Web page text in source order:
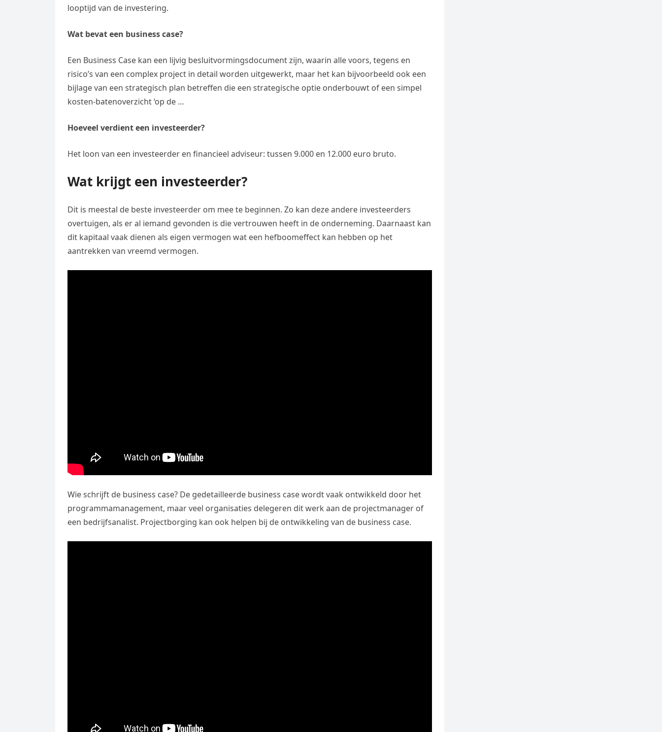
looptijd van de investering.
Wat bevat een business case?
Een Business Case kan een lijvig besluitvormingsdocument zijn, waarin alle voors, tegens en
risico’s van een complex project in detail worden uitgewerkt, maar het kan bijvoorbeeld ook een
bijlage van een strategisch plan betreffen die een strategische optie onderbouwt of een simpel
kosten-batenoverzicht ‘op de …
Hoeveel verdient een investeerder?
Het loon van een investeerder en financieel adviseur: tussen 9.000 en 12.000 euro bruto.
Wat krijgt een investeerder?
Dit is meestal de beste investeerder om mee te beginnen. Zo kan deze andere investeerders
overtuigen, als er al iemand gevonden is die vertrouwen heeft in de onderneming. Daarnaast kan
dit kapitaal vaak dienen als eigen vermogen wat een hefboomeffect kan hebben op het
aantrekken van vreemd vermogen.
Wie schrijft de business case? De gedetailleerde business case wordt vaak ontwikkeld door het
programmamanagement, maar veel organisaties delegeren dit werk aan de projectmanager of
een bedrijfsanalist. Projectborging kan ook helpen bij de ontwikkeling van de business case.